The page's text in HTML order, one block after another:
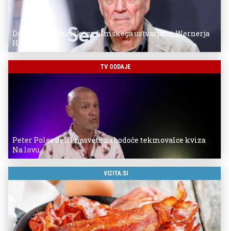
Donostia za nemškega filmskega ustvarjalca Wernerja
Herzoga
TV ODDAJE
Peter Poles delil nasvete za bodoče tekmovalce kviza
Na lovu
VIZITA.SI